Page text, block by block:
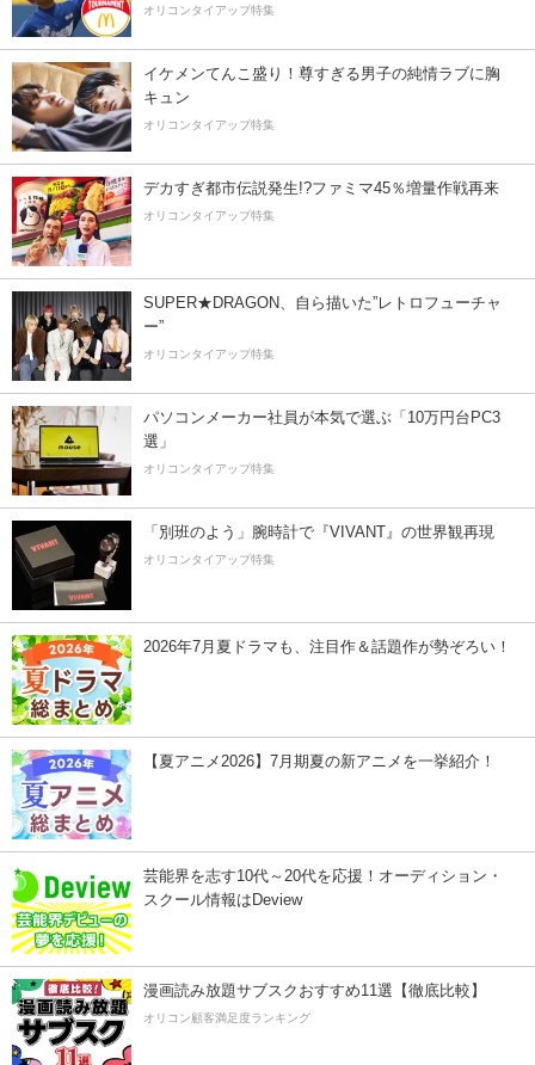
オリコンタイアップ特集
イケメンてんこ盛り！尊すぎる男子の純情ラブに胸
キュン
オリコンタイアップ特集
デカすぎ都市伝説発生!?ファミマ45％増量作戦再来
オリコンタイアップ特集
SUPER★DRAGON、自ら描いた”レトロフューチャ
ー”
オリコンタイアップ特集
パソコンメーカー社員が本気で選ぶ「10万円台PC3
選」
オリコンタイアップ特集
「別班のよう」腕時計で『VIVANT』の世界観再現
オリコンタイアップ特集
2026年7月夏ドラマも、注目作＆話題作が勢ぞろい！
【夏アニメ2026】7月期夏の新アニメを一挙紹介！
芸能界を志す10代～20代を応援！オーディション・
スクール情報はDeview
漫画読み放題サブスクおすすめ11選【徹底比較】
オリコン顧客満足度ランキング